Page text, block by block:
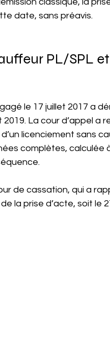
date, sans préavis.
PL/SPL
le 17 juillet 2017 a
La cour d’appel a
licenciement sans
complètes, calculée
de cassation, qui a
la prise d’acte, soit le